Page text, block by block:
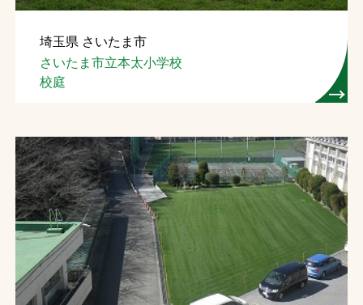
埼玉県 さいたま市
さいたま市立本太小学校
校庭